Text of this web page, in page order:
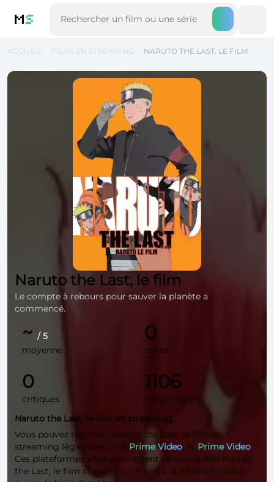
MS
ACCUEIL FILMS EN STREAMING NARUTO THE LAST, LE FILM
Naruto the Last, le film
Le compte à rebours pour sauver la planète a
commencé.
~ / 5
moyenne
0
notes
0
critiques
1106
vues uniques
Naruto the Last, le film en streaming
Vous pouvez regarder Naruto the Last, le film en
streaming légalement sur Prime Video, et Prime Video.
Ces plateformes vous permettent de voir le film Naruto
the Last, le film streaming VF soit à la location, l'achat